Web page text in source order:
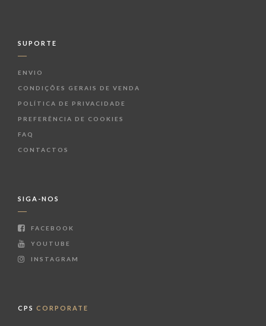
SUPORTE
ENVIO
CONDIÇÕES GERAIS DE VENDA
POLÍTICA DE PRIVACIDADE
PREFERÊNCIA DE COOKIES
FAQ
CONTACTOS
SIGA-NOS
FACEBOOK
YOUTUBE
INSTAGRAM
CPS CORPORATE